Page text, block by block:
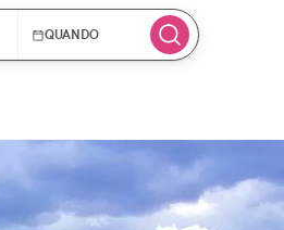
QUANDO